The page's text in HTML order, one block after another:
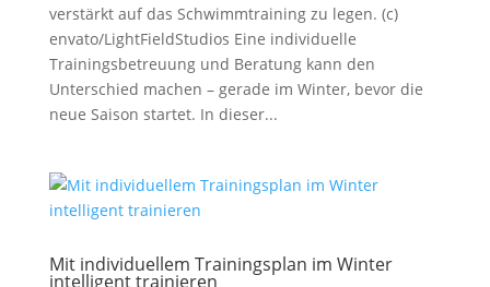
verstärkt auf das Schwimmtraining zu legen. (c)
envato/LightFieldStudios Eine individuelle
Trainingsbetreuung und Beratung kann den
Unterschied machen – gerade im Winter, bevor die
neue Saison startet. In dieser...
Mit individuellem Trainingsplan im Winter
intelligent trainieren